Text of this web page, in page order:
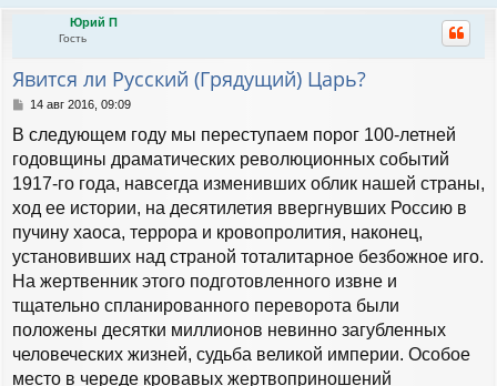
Юрий П
Гость
Явится ли Русский (Грядущий) Царь?
С
о
б
щ
е
н
и
е
14 авг 2016, 09:09
В следующем году мы переступаем порог 100-летней
годовщины драматических революционных событий
1917-го года, навсегда изменивших облик нашей страны,
ход ее истории, на десятилетия ввергнувших Россию в
пучину хаоса, террора и кровопролития, наконец,
установивших над страной тоталитарное безбожное иго.
На жертвенник этого подготовленного извне и
тщательно спланированного переворота были
положены десятки миллионов невинно загубленных
человеческих жизней, судьба великой империи. Особое
место в череде кровавых жертвоприношений